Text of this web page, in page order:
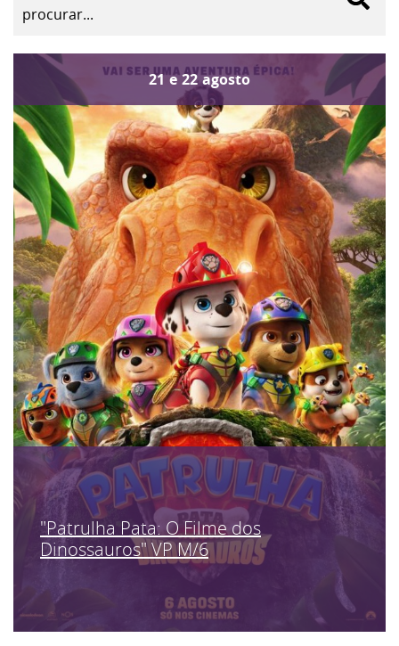
21 e 22 agosto
"Patrulha Pata: O Filme dos
Dinossauros" VP M/6